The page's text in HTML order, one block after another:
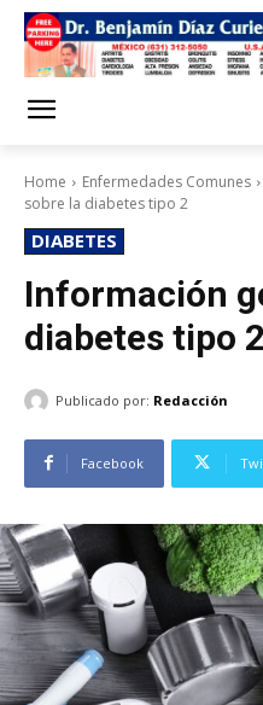
Home Enfermedades Comunes
sobre la diabetes tipo 2
DIABETES
Información
diabetes tipo 2
Publicado por: Redacción
Facebook